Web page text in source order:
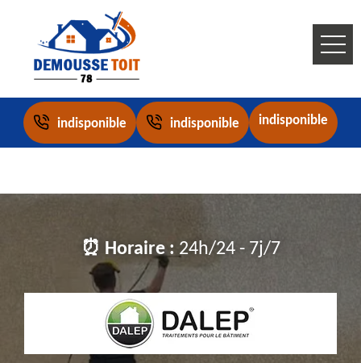
indisponible indisponible indisponible
⏰ Horaire : 24h/24 - 7j/7